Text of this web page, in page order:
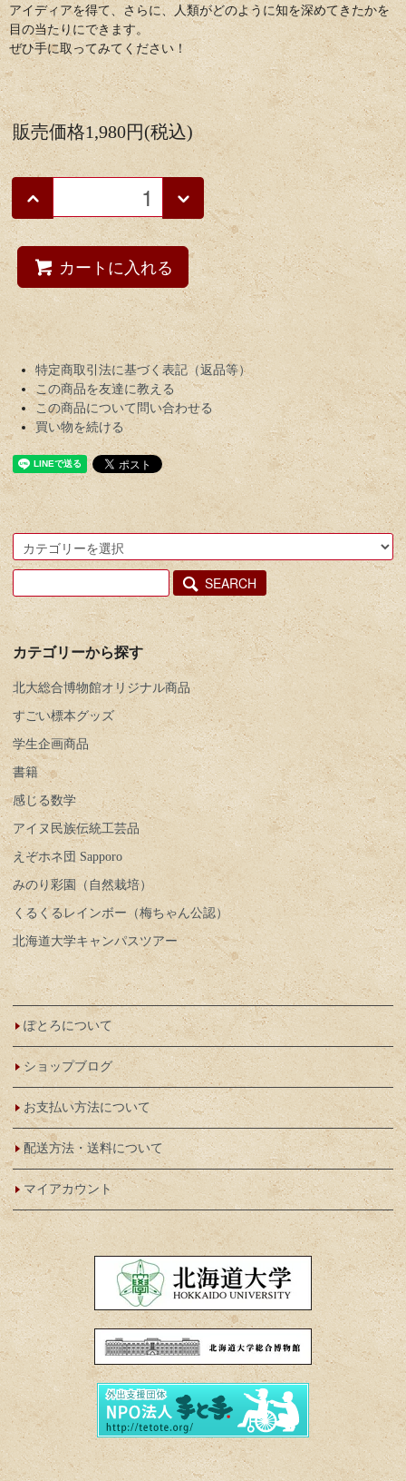
アイディアを得て、さらに、人類がどのように知を深めてきたかを
目の当たりにできます。
ぜひ手に取ってみてください！
販売価格1,980円(税込)
カートに入れる
特定商取引法に基づく表記（返品等）
この商品を友達に教える
この商品について問い合わせる
買い物を続ける
SEARCH
カテゴリーから探す
北大総合博物館オリジナル商品
すごい標本グッズ
学生企画商品
書籍
感じる数学
アイヌ民族伝統工芸品
えぞホネ団 Sapporo
みのり彩園（自然栽培）
くるくるレインボー（梅ちゃん公認）
北海道大学キャンパスツアー
ぽとろについて
ショップブログ
お支払い方法について
配送方法・送料について
マイアカウント